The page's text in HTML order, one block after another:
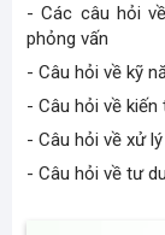
- Các câu hỏi
phỏng vấn
- Câu hỏi về kỹ
- Câu hỏi về
- Câu hỏi về xử
- Câu hỏi về tư